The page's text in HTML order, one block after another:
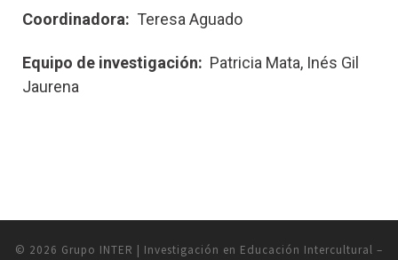
Coordinadora: Teresa Aguado
Equipo de investigación: Patricia Mata, Inés Gil
Jaurena
© 2026 Grupo INTER | Investigación en Educación Intercultural –